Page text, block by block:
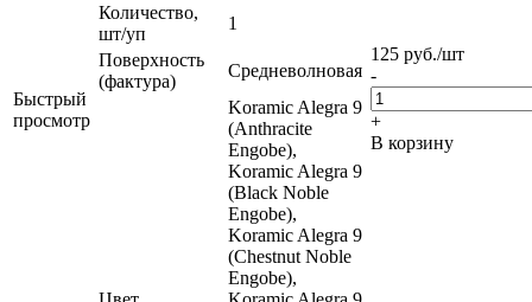
Быстрый
просмотр
Количество,
шт/уп
1
Поверхность
(фактура)
Средневолновая
Koramic Alegra 9
(Anthracite
Engobe),
Koramic Alegra 9
(Black Noble
Engobe),
Koramic Alegra 9
(Chestnut Noble
Engobe),
125 руб./шт
-
+
В корзину